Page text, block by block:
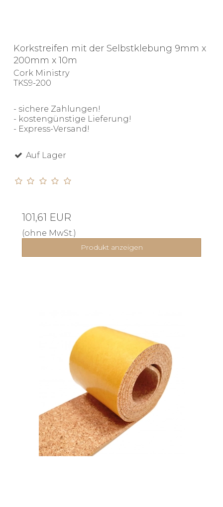
Korkstreifen mit der Selbstklebung 9mm x
200mm x 10m
Cork Ministry
TKS9-200
- sichere Zahlungen!
- kostengünstige Lieferung!
- Express-Versand!
Auf Lager
101,61 EUR
(ohne MwSt.)
Produkt anzeigen